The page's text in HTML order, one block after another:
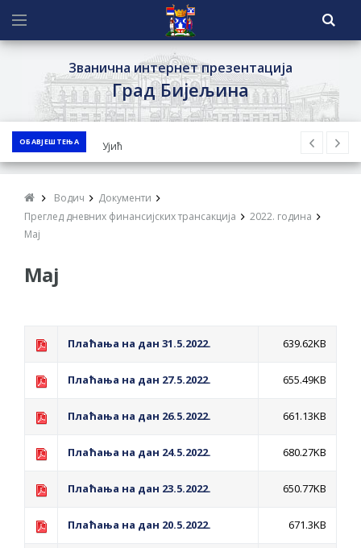
Званична интернет презентација
Град Бијељина
ОБАВЈЕШТЕЊА
ЈАВНИ ПОЗИВ ЗА ПРИЈАВУ
НЕПРОПИСНОГ ОДЛАГАЊА ОТПАДА УЗ
ЈАВНИ КОНКУРС ЗА ДОДЈЕЛУ
Нукић
НА ГРАДСКИ МЈЕСЕЧНИ БОРАЧКИ
ВОЈСКЕ РЕПУБЛИКЕ СРПСКЕ У СТАЊУ
Обрасци захтјева за регресирано
Водич
Документи
Преглед дневних финансијских трансакција
2022. година
Мај
Мај
Плаћања на дан 31.5.2022. 639.62KB
Плаћања на дан 27.5.2022. 655.49KB
Плаћања на дан 26.5.2022. 661.13KB
Плаћања на дан 24.5.2022. 680.27KB
Плаћања на дан 23.5.2022. 650.77KB
Плаћања на дан 20.5.2022. 671.3KB